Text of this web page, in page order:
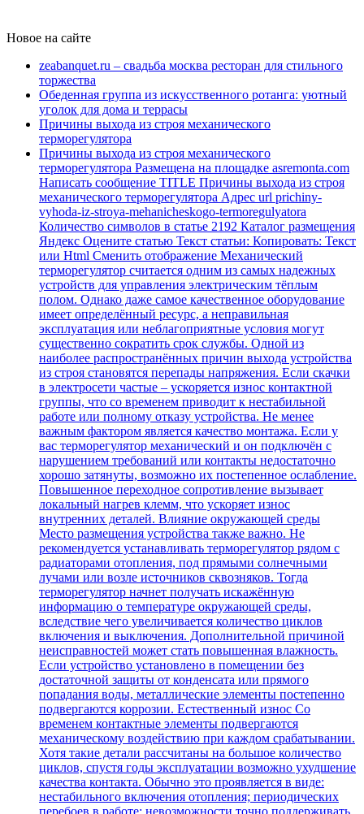
Новое на сайте
zeabanquet.ru – свадьба москва ресторан для стильного
торжества
Обеденная группа из искусственного ротанга: уютный
уголок для дома и террасы
Причины выхода из строя механического
терморегулятора
Причины выхода из строя механического
терморегулятора Размещена на площадке asremonta.com
Написать сообщение TITLE Причины выхода из строя
механического терморегулятора Адрес url prichiny-
vyhoda-iz-stroya-mehanicheskogo-termoregulyatora
Количество символов в статье 2192 Каталог размещения
Яндекс Оцените статью Текст статьи: Копировать: Текст
или Html Cменить отображение Механический
терморегулятор считается одним из самых надежных
устройств для управления электрическим тёплым
полом. Однако даже самое качественное оборудование
имеет определённый ресурс, а неправильная
эксплуатация или неблагоприятные условия могут
существенно сократить срок службы. Одной из
наиболее распространённых причин выхода устройства
из строя становятся перепады напряжения. Если скачки
в электросети частые – ускоряется износ контактной
группы, что со временем приводит к нестабильной
работе или полному отказу устройства. Не менее
важным фактором является качество монтажа. Если у
вас терморегулятор механический и он подключён с
нарушением требований или контакты недостаточно
хорошо затянуты, возможно их постепенное ослабление.
Повышенное переходное сопротивление вызывает
локальный нагрев клемм, что ускоряет износ
внутренних деталей. Влияние окружающей среды
Место размещения устройства также важно. Не
рекомендуется устанавливать терморегулятор рядом с
радиаторами отопления, под прямыми солнечными
лучами или возле источников сквозняков. Тогда
терморегулятор начнет получать искажённую
информацию о температуре окружающей среды,
вследствие чего увеличивается количество циклов
включения и выключения. Дополнительной причиной
неисправностей может стать повышенная влажность.
Если устройство установлено в помещении без
достаточной защиты от конденсата или прямого
попадания воды, металлические элементы постепенно
подвергаются коррозии. Естественный износ Со
временем контактные элементы подвергаются
механическому воздействию при каждом срабатывании.
Хотя такие детали рассчитаны на большое количество
циклов, спустя годы эксплуатации возможно ухудшение
качества контакта. Обычно это проявляется в виде:
нестабильного включения отопления; периодических